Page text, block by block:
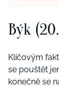
Býk
Klíčovým
se pouštět
konečně se